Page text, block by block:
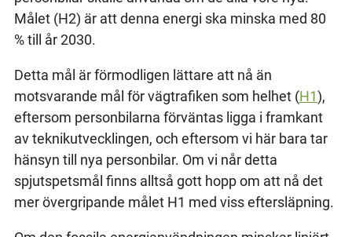
Målet (H2) är att denna energi ska minska med 80
% till år 2030.
Detta mål är förmodligen lättare att nå än
motsvarande mål för vägtrafiken som helhet (H1),
eftersom personbilarna förväntas ligga i framkant
av teknikutvecklingen, och eftersom vi här bara tar
hänsyn till nya personbilar. Om vi når detta
spjutspetsmål finns alltså gott hopp om att nå det
mer övergripande målet H1 med viss eftersläpning.